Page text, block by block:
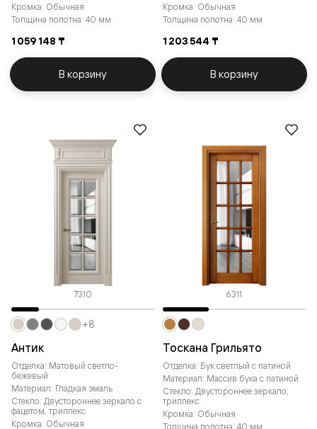
Кромка: Обычная
Толщина полотна: 40 мм
1 059 148 ₸
В корзину
Кромка: Обычная
Толщина полотна: 40 мм
1 203 544 ₸
В корзину
7310
Антик
Отделка: Матовый светло-
бежевый
Материал: Гладкая эмаль
Стекло: Двустороннее зеркало с
фацетом, триплекс
Кромка: Обычная
+8
6311
Тоскана Грильято
Отделка: Бук светлый с патиной
Материал: Массив бука с патиной
Стекло: Двустороннее зеркало,
триплекс
Кромка: Обычная
Толщина полотна: 40 мм